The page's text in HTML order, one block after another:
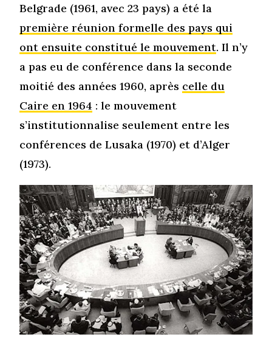
Belgrade (1961, avec 23 pays) a été la
première réunion formelle des pays qui
ont ensuite constitué le mouvement. Il n’y
a pas eu de conférence dans la seconde
moitié des années 1960, après celle du
Caire en 1964 : le mouvement
s’institutionnalise seulement entre les
conférences de Lusaka (1970) et d’Alger
(1973).